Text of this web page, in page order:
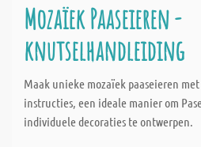
Mozaïek Paaseieren -
knutselhandleiding
Maak unieke mozaïek paaseieren
instructies, een ideale manier om
individuele decoraties te ontwerpen.